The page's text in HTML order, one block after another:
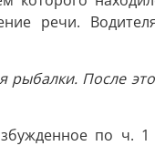
речи.
После
по ч. 1